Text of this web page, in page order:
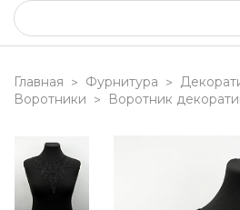
Главная > Фурнитура >
Воротники > воротник